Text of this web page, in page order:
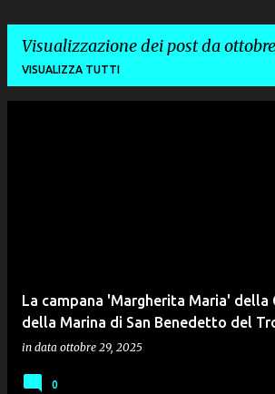
Visualizzazione dei post da
VISUALIZZA TUTTI
La campana 'Margherita Maria' della
della Marina di San Benedetto del
in data ottobre 29, 2025
0